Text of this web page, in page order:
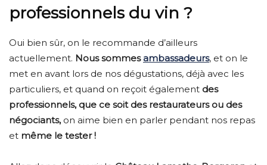
professionnels du vin ?
Oui bien sûr, on le recommande d’ailleurs
actuellement. Nous sommes ambassadeurs, et on le
met en avant lors de nos dégustations, déjà avec les
particuliers, et quand on reçoit également des
professionnels, que ce soit des restaurateurs ou des
négociants,on aime bien en parler pendant nos repas
et même le tester !